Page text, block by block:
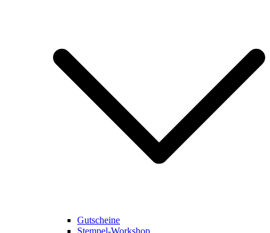
Gutscheine
Stempel-Workshop